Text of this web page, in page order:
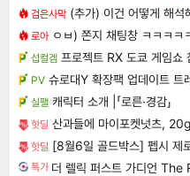
검은사막 (추가) 이건 어떻게 해석
로아 ㅇㅂ) 쫀지 채팅창 ㅋㅋㅋㅋ
섭컬겜 프로젝트 RX 도쿄 게임쇼
PV 슈로대Y 확장팩 업데이트 트
실팰 캐릭터 소개 |「로른·경감」
핫딜 산과들에 마이포켓넛츠,
핫딜 [8월6일 골드박스] 펩시 제
특가